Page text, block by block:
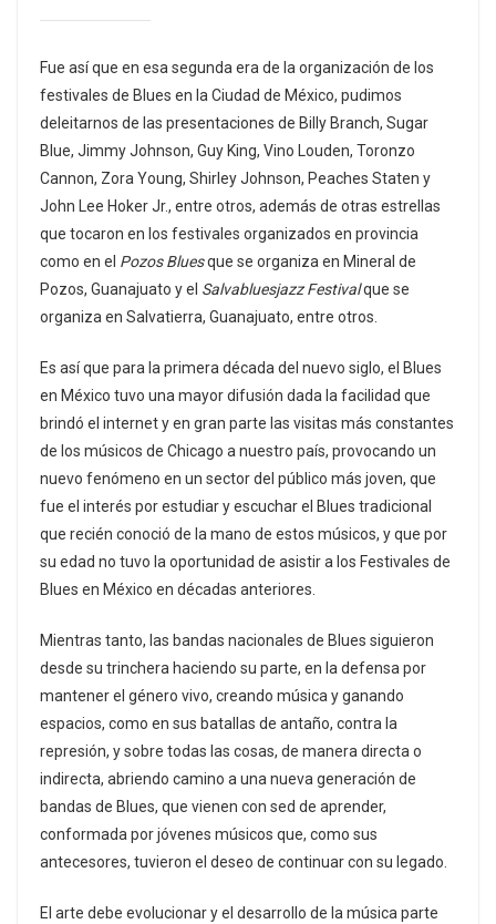
Fue así que en esa segunda era de la organización de los
festivales de Blues en la Ciudad de México, pudimos
deleitarnos de las presentaciones de Billy Branch, Sugar
Blue, Jimmy Johnson, Guy King, Vino Louden, Toronzo
Cannon, Zora Young, Shirley Johnson, Peaches Staten y
John Lee Hoker Jr., entre otros, además de otras estrellas
que tocaron en los festivales organizados en provincia
como en el Pozos Bluesque se organiza en Mineral de
Pozos, Guanajuato y el Salvabluesjazz Festivalque se
organiza en Salvatierra, Guanajuato, entre otros.
Es así que para la primera década del nuevo siglo, el Blues
en México tuvo una mayor difusión dada la facilidad que
brindó el internet y en gran parte las visitas más constantes
de los músicos de Chicago a nuestro país, provocando un
nuevo fenómeno en un sector del público más joven, que
fue el interés por estudiar y escuchar el Blues tradicional
que recién conoció de la mano de estos músicos, y que por
su edad no tuvo la oportunidad de asistir a los Festivales de
Blues en México en décadas anteriores.
Mientras tanto, las bandas nacionales de Blues siguieron
desde su trinchera haciendo su parte, en la defensa por
mantener el género vivo, creando música y ganando
espacios, como en sus batallas de antaño, contra la
represión, y sobre todas las cosas, de manera directa o
indirecta, abriendo camino a una nueva generación de
bandas de Blues, que vienen con sed de aprender,
conformada por jóvenes músicos que, como sus
antecesores, tuvieron el deseo de continuar con su legado.
El arte debe evolucionar y el desarrollo de la música parte